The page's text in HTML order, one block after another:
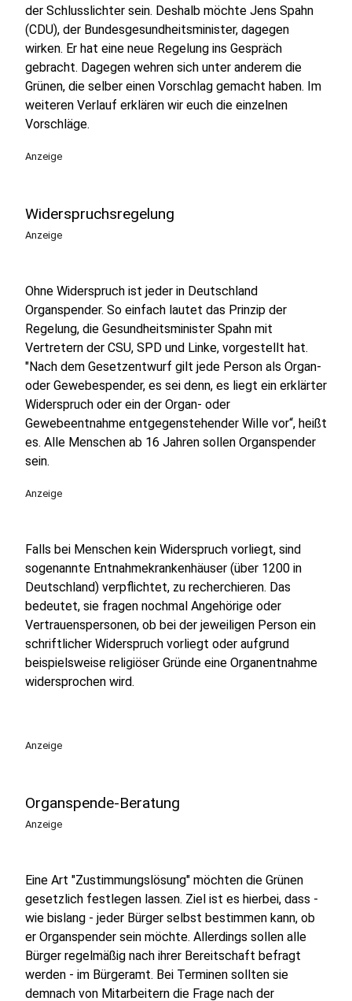
der Schlusslichter sein. Deshalb möchte Jens Spahn
(CDU), der Bundesgesundheitsminister, dagegen
wirken. Er hat eine neue Regelung ins Gespräch
gebracht. Dagegen wehren sich unter anderem die
Grünen, die selber einen Vorschlag gemacht haben. Im
weiteren Verlauf erklären wir euch die einzelnen
Vorschläge.
Anzeige
Widerspruchsregelung
Anzeige
Ohne Widerspruch ist jeder in Deutschland
Organspender. So einfach lautet das Prinzip der
Regelung, die Gesundheitsminister Spahn mit
Vertretern der CSU, SPD und Linke, vorgestellt hat.
"Nach dem Gesetzentwurf gilt jede Person als Organ-
oder Gewebespender, es sei denn, es liegt ein erklärter
Widerspruch oder ein der Organ- oder
Gewebeentnahme entgegenstehender Wille vor“, heißt
es. Alle Menschen ab 16 Jahren sollen Organspender
sein.
Anzeige
Falls bei Menschen kein Widerspruch vorliegt, sind
sogenannte Entnahmekrankenhäuser (über 1200 in
Deutschland) verpflichtet, zu recherchieren. Das
bedeutet, sie fragen nochmal Angehörige oder
Vertrauenspersonen, ob bei der jeweiligen Person ein
schriftlicher Widerspruch vorliegt oder aufgrund
beispielsweise religiöser Gründe eine Organentnahme
widersprochen wird.
Anzeige
Organspende-Beratung
Anzeige
Eine Art "Zustimmungslösung" möchten die Grünen
gesetzlich festlegen lassen. Ziel ist es hierbei, dass -
wie bislang - jeder Bürger selbst bestimmen kann, ob
er Organspender sein möchte. Allerdings sollen alle
Bürger regelmäßig nach ihrer Bereitschaft befragt
werden - im Bürgeramt. Bei Terminen sollten sie
demnach von Mitarbeitern die Frage nach der